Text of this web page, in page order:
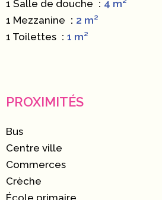
1 Salle de douche
4 m²
1 Mezzanine
2 m²
1 Toilettes
1 m²
PROXIMITÉS
Bus
Centre ville
Commerces
Crèche